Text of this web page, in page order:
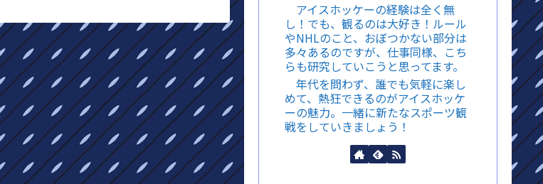
アイスホッケーの経験は全く無
し！でも、観るのは大好き！ルール
やNHLのこと、おぼつかない部分は
多々あるのですが、仕事同様、こち
らも研究していこうと思ってます。
年代を問わず、誰でも気軽に楽し
めて、熱狂できるのがアイスホッケ
ーの魅力。一緒に新たなスポーツ観
戦をしていきましょう！